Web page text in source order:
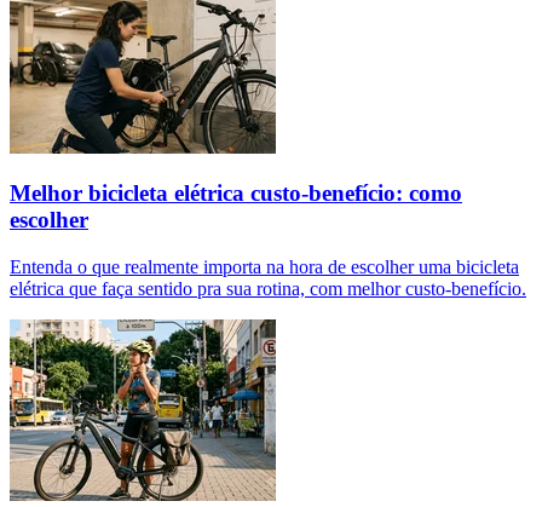
Melhor bicicleta elétrica custo-benefício: como
escolher
Entenda o que realmente importa na hora de escolher uma bicicleta
elétrica que faça sentido pra sua rotina, com melhor custo-benefício.